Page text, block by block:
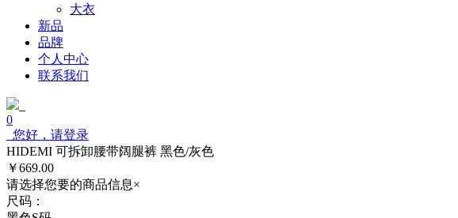
大衣
新品
品牌
个人中心
联系我们
0
您好，请登录
HIDEMI 可拆卸腰带阔腿裤 黑色/灰色
￥669.00
请选择您要的商品信息×
尺码：